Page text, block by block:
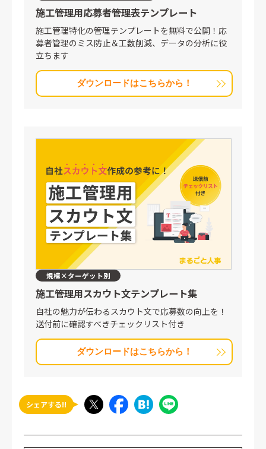
施工管理用応募者管理表テンプレート
施工管理特化の管理テンプレートを無料で公開！応
募者管理のミス防止＆工数削減、データの分析に役
立ちます
ダウンロードはこちらから！
規模×ターゲット別
施工管理用スカウト文テンプレート集
自社の魅力が伝わるスカウト文で応募数の向上を！
送付前に確認すべきチェックリスト付き
ダウンロードはこちらから！
シェアする!!